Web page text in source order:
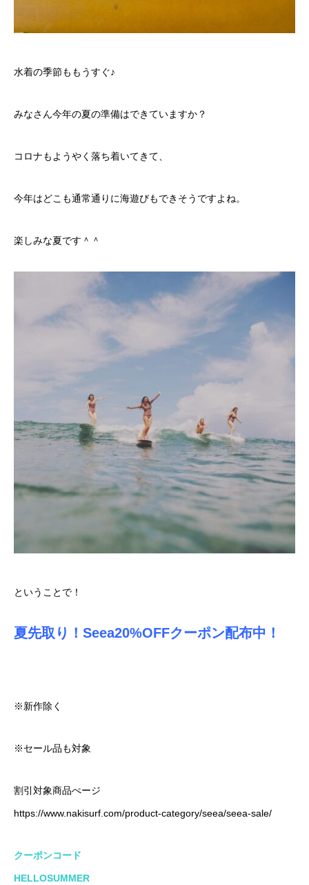
水着の季節ももうすぐ♪
みなさん今年の夏の準備はできていますか？
コロナもようやく落ち着いてきて、
今年はどこも通常通りに海遊びもできそうですよね。
楽しみな夏です＾＾
ということで！
夏先取り！Seea20%OFFクーポン配布中！
※新作除く
※セール品も対象
割引対象商品ぺージ
https://www.nakisurf.com/product-category/seea/seea-sale/
クーポンコード
HELLOSUMMER